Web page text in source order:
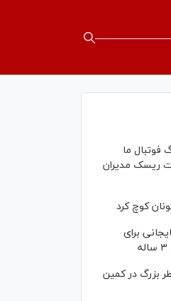
فوتبال ما
ریسک مدیران
کوچ کرد
برای
بزرگ در کمین